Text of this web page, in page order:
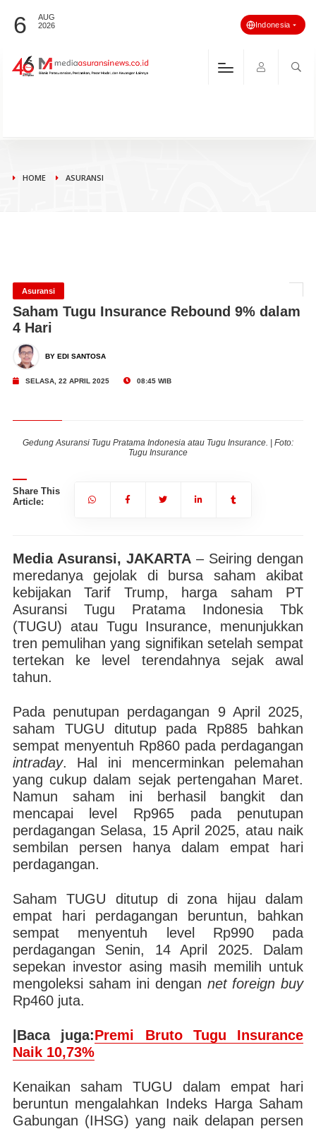
6
AUG
2026
Indonesia
HOME ASURANSI
Asuransi
Saham Tugu Insurance Rebound 9% dalam
4 Hari
BY EDI SANTOSA
SELASA, 22 APRIL 2025 08:45 WIB
Gedung Asuransi Tugu Pratama Indonesia atau Tugu Insurance. | Foto:
Tugu Insurance
Share This
Article:
Media Asuransi, JAKARTA– Seiring dengan
meredanya gejolak di bursa saham akibat
kebijakan Tarif Trump, harga saham PT
Asuransi Tugu Pratama Indonesia Tbk
(TUGU) atau Tugu Insurance, menunjukkan
tren pemulihan yang signifikan setelah sempat
tertekan ke level terendahnya sejak awal
tahun.
Pada penutupan perdagangan 9 April 2025,
saham TUGU ditutup pada Rp885 bahkan
sempat menyentuh Rp860 pada perdagangan
intraday. Hal ini mencerminkan pelemahan
yang cukup dalam sejak pertengahan Maret.
Namun saham ini berhasil bangkit dan
mencapai level Rp965 pada penutupan
perdagangan Selasa, 15 April 2025, atau naik
sembilan persen hanya dalam empat hari
perdagangan.
Saham TUGU ditutup di zona hijau dalam
empat hari perdagangan beruntun, bahkan
sempat menyentuh level Rp990 pada
perdagangan Senin, 14 April 2025. Dalam
sepekan investor asing masih memilih untuk
mengoleksi saham ini dengan net foreign buy
Rp460 juta.
|Baca juga:Premi Bruto Tugu Insurance
Naik 10,73%
Kenaikan saham TUGU dalam empat hari
beruntun mengalahkan Indeks Harga Saham
Gabungan (IHSG) yang naik delapan persen